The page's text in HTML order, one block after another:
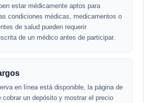
estar médicamente aptos para
condiciones médicas, medicamentos o
de salud pueden requerir
de un médico antes de participar.
en línea está disponible, la página de
cobrar un depósito y mostrar el precio